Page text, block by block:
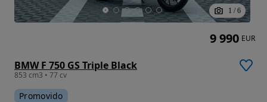
1 / 6
BMW F 750 GS Triple Black
853 cm3 • 77 cv
Promovido
9 990 EUR